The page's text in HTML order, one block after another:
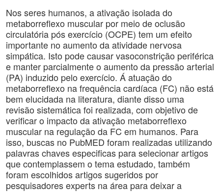
Nos seres humanos, a ativação isolada do
metaborreflexo muscular por meio de oclusão
circulatória pós exercício (OCPE) tem um efeito
importante no aumento da atividade nervosa
simpática. Isto pode causar vasoconstrição periférica
e manter parcialmente o aumento da pressão arterial
(PA) induzido pelo exercício. Á atuação do
metaborreflexo na frequência cardíaca (FC) não está
bem elucidada na literatura, diante disso uma
revisão sistemática foi realizada, com objetivo de
verificar o impacto da ativação metaborreflexo
muscular na regulação da FC em humanos. Para
isso, buscas no PubMED foram realizadas utilizando
palavras chaves especificas para selecionar artigos
que contemplassem o tema estudado, também
foram escolhidos artigos sugeridos por
pesquisadores experts na área para deixar a